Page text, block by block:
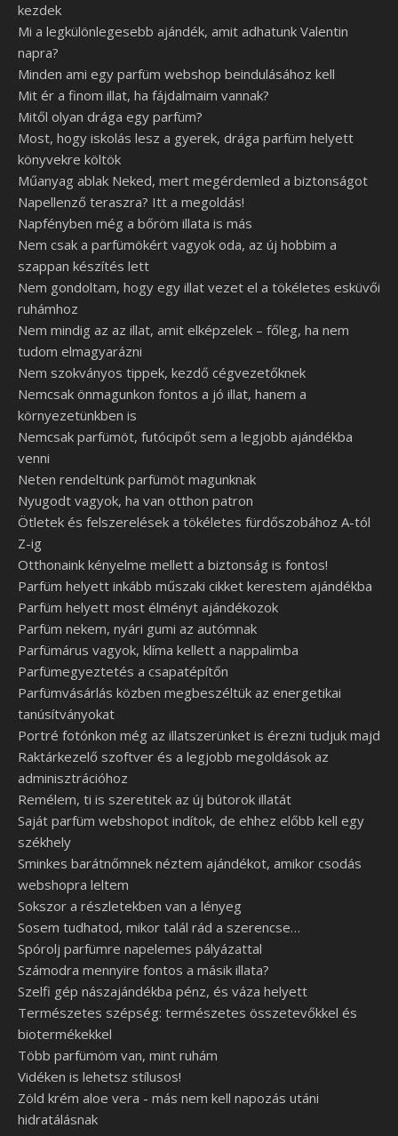
kezdek
Mi a legkülönlegesebb ajándék, amit adhatunk Valentin
napra?
Minden ami egy parfüm webshop beindulásához kell
Mit ér a finom illat, ha fájdalmaim vannak?
Mitől olyan drága egy parfüm?
Most, hogy iskolás lesz a gyerek, drága parfüm helyett
könyvekre költök
Műanyag ablak Neked, mert megérdemled a biztonságot
Napellenző teraszra? Itt a megoldás!
Napfényben még a bőröm illata is más
Nem csak a parfümökért vagyok oda, az új hobbim a
szappan készítés lett
Nem gondoltam, hogy egy illat vezet el a tökéletes esküvői
ruhámhoz
Nem mindig az az illat, amit elképzelek – főleg, ha nem
tudom elmagyarázni
Nem szokványos tippek, kezdő cégvezetőknek
Nemcsak önmagunkon fontos a jó illat, hanem a
környezetünkben is
Nemcsak parfümöt, futócipőt sem a legjobb ajándékba
venni
Neten rendeltünk parfümöt magunknak
Nyugodt vagyok, ha van otthon patron
Ötletek és felszerelések a tökéletes fürdőszobához A-tól
Z-ig
Otthonaink kényelme mellett a biztonság is fontos!
Parfüm helyett inkább műszaki cikket kerestem ajándékba
Parfüm helyett most élményt ajándékozok
Parfüm nekem, nyári gumi az autómnak
Parfümárus vagyok, klíma kellett a nappalimba
Parfümegyeztetés a csapatépítőn
Parfümvásárlás közben megbeszéltük az energetikai
tanúsítványokat
Portré fotónkon még az illatszerünket is érezni tudjuk majd
Raktárkezelő szoftver és a legjobb megoldások az
adminisztrációhoz
Remélem, ti is szeretitek az új bútorok illatát
Saját parfüm webshopot indítok, de ehhez előbb kell egy
székhely
Sminkes barátnőmnek néztem ajándékot, amikor csodás
webshopra leltem
Sokszor a részletekben van a lényeg
Sosem tudhatod, mikor talál rád a szerencse…
Spórolj parfümre napelemes pályázattal
Számodra mennyire fontos a másik illata?
Szelfi gép nászajándékba pénz, és váza helyett
Természetes szépség: természetes összetevőkkel és
biotermékekkel
Több parfümöm van, mint ruhám
Vidéken is lehetsz stílusos!
Zöld krém aloe vera - más nem kell napozás utáni
hidratálásnak